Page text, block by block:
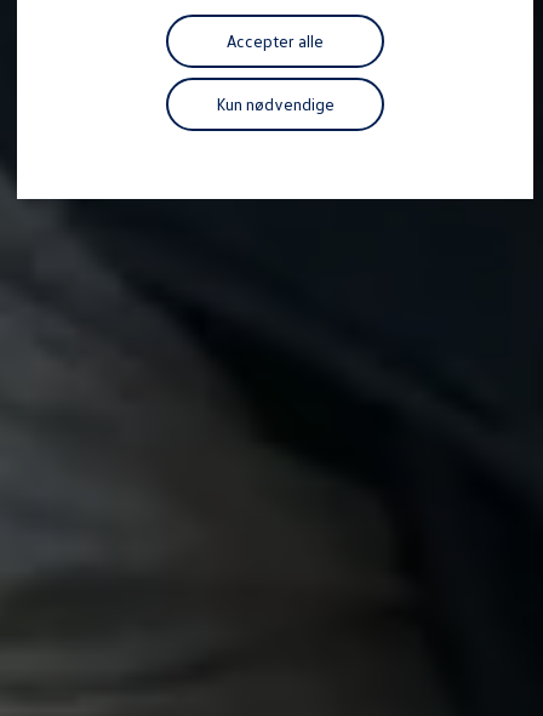
Accepter alle
Kun nødvendige
Fordele ved at vælge autoriseret værksted til din
Om Volkswagen
Nyheder
Tilmeld nyhedsbrev
Pressemeddelser
Kalenderbillede